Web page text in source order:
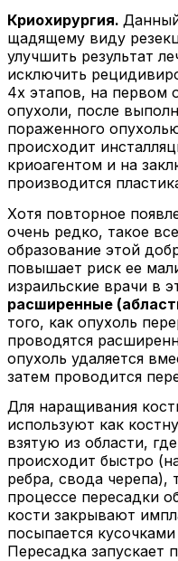
Криохирургия.
щадящему виду
улучшить результат
исключить
4х этапов, на первом
опухоли, после
пораженного
происходит
криоагентом и на
производится
Хотя повторное
очень редко, такое
образование этой
повышает риск ее
израильские врачи в
расширенные
того, как опухоль
проводятся
опухоль удаляется
затем проводится
Для наращивания
используют как
взятую из области,
происходит быстро
ребра, свода черепа),
процессе пересадки
кости закрывают
посыпается
Пересадка запускает